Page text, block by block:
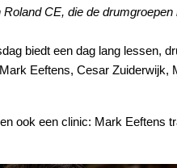
CE, die de
biedt een dag lang lessen,
Eeftens, Cesar Zuiderwijk,
ook een clinic: Mark Eeftens